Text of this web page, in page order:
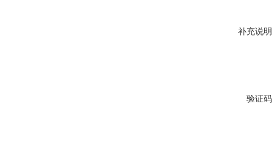
补充说明
验证码